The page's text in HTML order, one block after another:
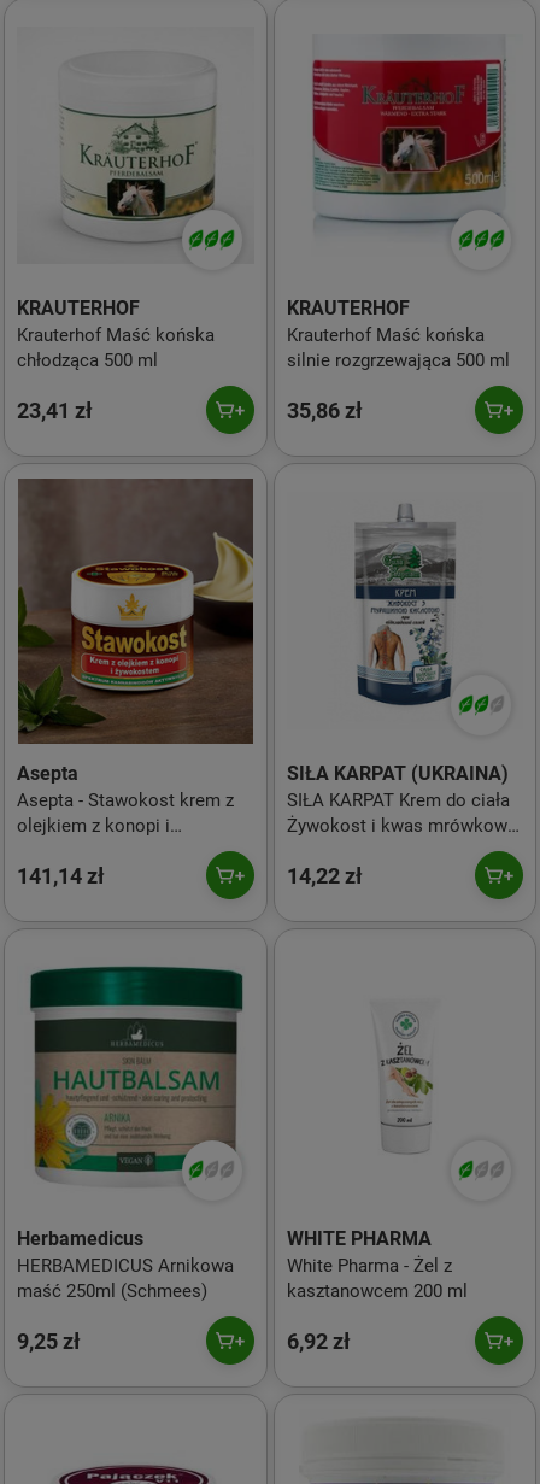
KRAUTERHOF
Krauterhof Maść końska
chłodząca 500 ml
23,41 zł
KRAUTERHOF
Krauterhof Maść końska
silnie rozgrzewająca 500 ml
35,86 zł
Asepta
Asepta - Stawokost krem z
olejkiem z konopi i
żywokostem 5% CBD - 150
ml
141,14 zł
SIŁA KARPAT (UKRAINA)
SIŁA KARPAT Krem do ciała
Żywokost i kwas mrówkowy
14,22 zł
Herbamedicus
HERBAMEDICUS Arnikowa
maść 250ml (Schmees)
9,25 zł
WHITE PHARMA
White Pharma - Żel z
kasztanowcem 200 ml
6,92 zł